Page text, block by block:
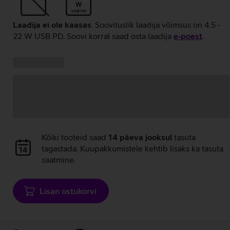
W
USB PD
Laadija ei ole kaasas. Soovituslik laadija võimsus on 4.5 -
22 W USB PD. Soovi korral saad osta laadija e‑poest.
Andmete
laadimine
Kõiki tooteid saad 14 päeva jooksul tasuta
tagastada. Kuupakkumistele kehtib lisaks ka tasuta
saatmine.
Lisan ostukorvi